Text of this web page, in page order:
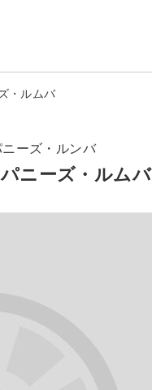
・ルムバ
ニーズ・ルンバ
ニーズ・ルムバ